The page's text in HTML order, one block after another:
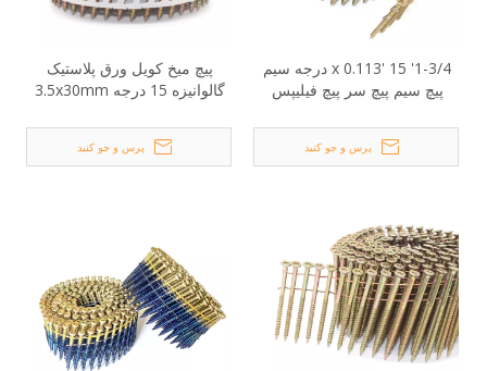
1-3/4' x 0.113' 15 درجه سیم
پیچ سیم پیچ سر پیچ فیلیپس
پرس و جو کنید
پیچ میخ کویل ورق پلاستیک
گالوانیزه 15 درجه 3.5x30mm
پرس و جو کنید